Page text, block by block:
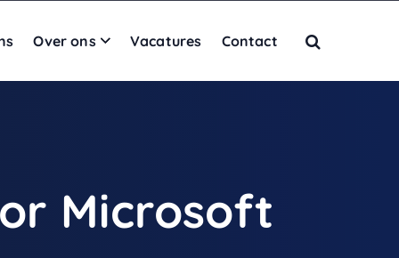
Over ons Vacatures Contact
Microsoft